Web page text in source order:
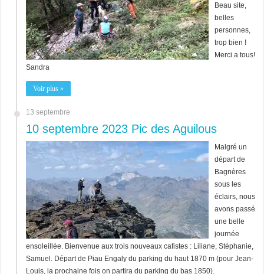
Beau site,
belles
personnes,
trop bien !
Merci a tous!
Sandra
Voir plus »
13 septembre
10 septembre 2023 Pic des Aguilous
Malgré un
départ de
Bagnères
sous les
éclairs, nous
avons passé
une belle
journée
ensoleillée. Bienvenue aux trois nouveaux cafistes : Liliane, Stéphanie,
Samuel. Départ de Piau Engaly du parking du haut 1870 m (pour Jean-
Louis, la prochaine fois on partira du parking du bas 1850).